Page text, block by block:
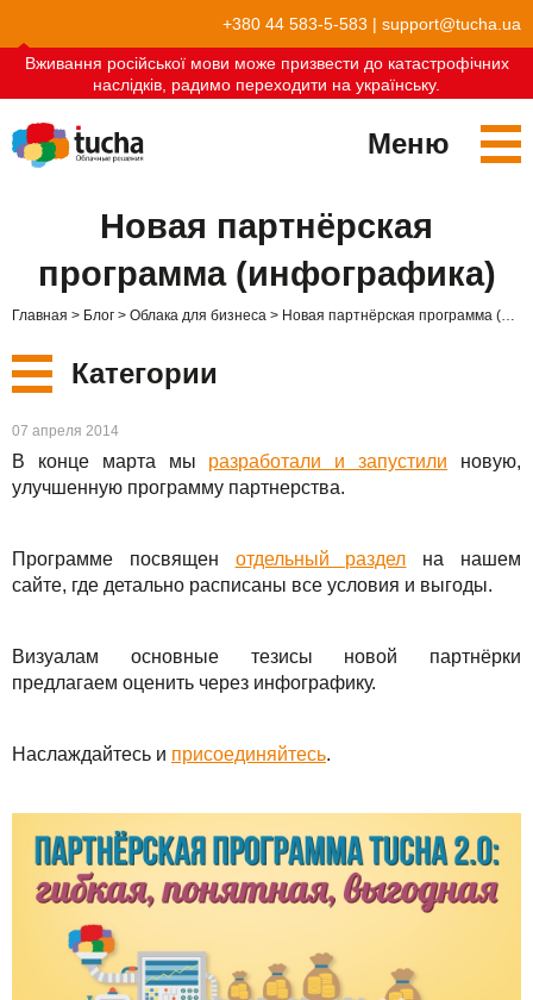
+380 44 583-5-583 | support@tucha.ua
Вживання російської мови може призвести до катастрофічних
наслідків, радимо переходити на українську.
Меню
TuchaHost
TuchaMetal
TuchaBackup
TuchaSync
Хостинг CRM
Хостинг сайтов-конструкторов
Удаленный офис
О нас
Компания
Карьера
Новая партнёрская
программа (инфографика)
Главная Блог Облака для бизнеса Новая партнёрская программа (инфографика)
Категории
Новые
Сервисы
Для бизнеса
Техподдержка
FAQ
Интервью
Авторская колонка
События
Праздники
07 апреля 2014
В конце марта мы разработали и запустили новую,
улучшенную программу партнерства.
Программе посвящен отдельный раздел на нашем
сайте, где детально расписаны все условия и выгоды.
Визуалам основные тезисы новой партнёрки
предлагаем оценить через инфографику.
Наслаждайтесь и присоединяйтесь.